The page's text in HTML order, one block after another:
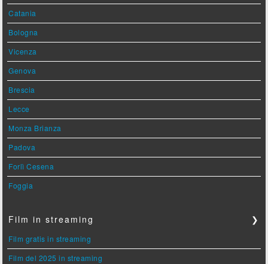
Catania
Bologna
Vicenza
Genova
Brescia
Lecce
Monza Brianza
Padova
Forlì Cesena
Foggia
Film in streaming ❯
Film gratis in streaming
Film del 2025 in streaming